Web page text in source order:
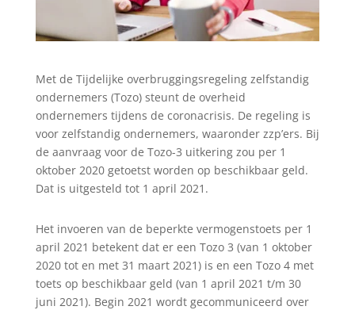
Met de Tijdelijke overbruggingsregeling zelfstandig
ondernemers (Tozo) steunt de overheid
ondernemers tijdens de coronacrisis. De regeling is
voor zelfstandig ondernemers, waaronder zzp’ers. Bij
de aanvraag voor de Tozo-3 uitkering zou per 1
oktober 2020 getoetst worden op beschikbaar geld.
Dat is uitgesteld tot 1 april 2021.
Het invoeren van de beperkte vermogenstoets per 1
april 2021 betekent dat er een Tozo 3 (van 1 oktober
2020 tot en met 31 maart 2021) is en een Tozo 4 met
toets op beschikbaar geld (van 1 april 2021 t/m 30
juni 2021). Begin 2021 wordt gecommuniceerd over